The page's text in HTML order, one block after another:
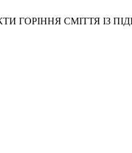
ГОРІННЯ СМІТТЯ